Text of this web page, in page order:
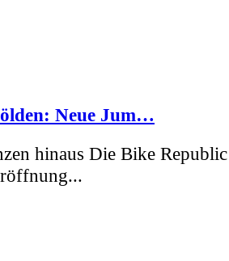
Neue Jum…
hinaus Die Bike